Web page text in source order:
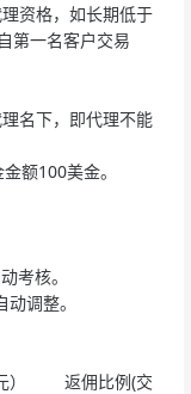
资格，如长期低于
第一名客户交易
名下，即代理不能
额100美金。
考核。
调整。
） 返佣比例(交